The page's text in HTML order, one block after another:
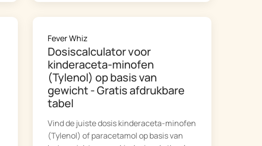
Fever Whiz
Dosiscalculator voor
kinderaceta-minofen
(Tylenol) op basis van
gewicht - Gratis afdrukbare
tabel
Vind de juiste dosis kinderaceta-minofen
(Tylenol) of paracetamol op basis van